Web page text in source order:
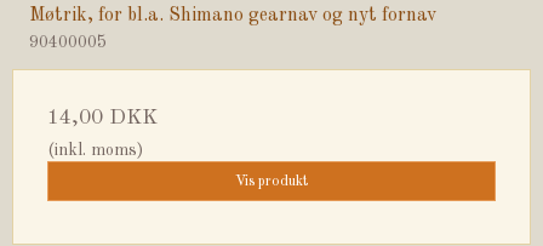
Møtrik, for bl.a. Shimano gearnav og nyt fornav
90400005
14,00 DKK
(inkl. moms)
Vis produkt